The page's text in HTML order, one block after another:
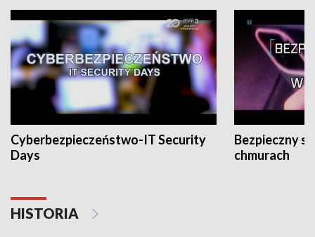
Cyberbezpieczeństwo-IT Security
Days
Bezpieczny
chmurach
HISTORIA